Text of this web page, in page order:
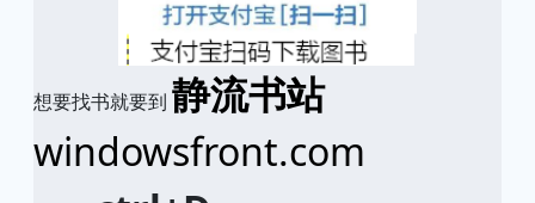
想要找书就要到 静流书站
windowsfront.com